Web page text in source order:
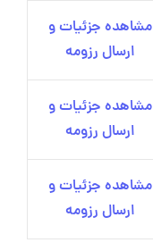
مشاهده جزئیات و
ارسال رزومه
مشاهده جزئیات و
ارسال رزومه
مشاهده جزئیات و
ارسال رزومه